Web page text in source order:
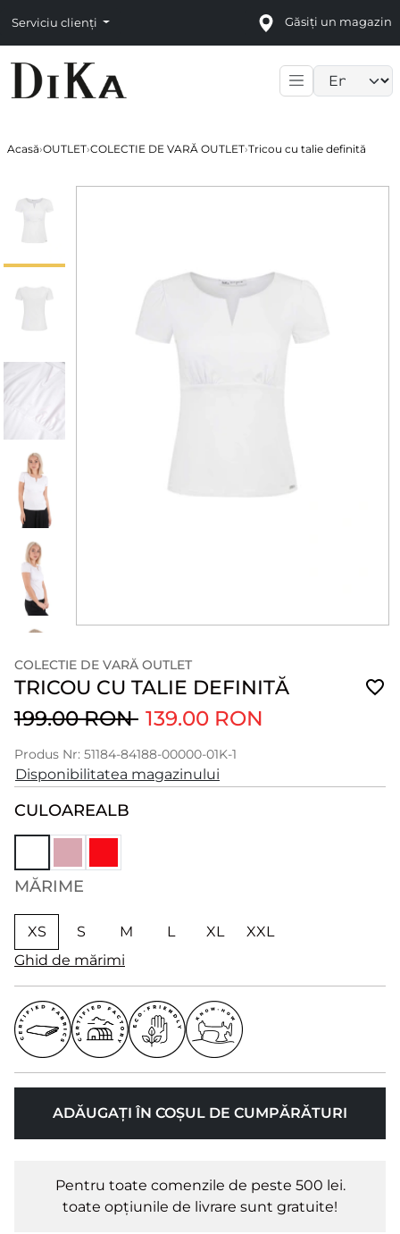
Serviciu clienți Găsiți un magazin
Acasă›OUTLET›COLECTIE DE VARĂ OUTLET›Tricou cu talie definită
COLECTIE DE VARĂ OUTLET
TRICOU CU TALIE DEFINITĂ
199.00 RON 139.00 RON
Produs Nr: 51184-84188-00000-01K-1
Disponibilitatea magazinului
CULOAREALB
MĂRIME
XS S M L XL
XXL
Ghid de mărimi
ADĂUGAȚI ÎN COȘUL DE CUMPĂRĂTURI
Pentru toate comenzile de peste 500 lei.
toate opțiunile de livrare sunt gratuite!